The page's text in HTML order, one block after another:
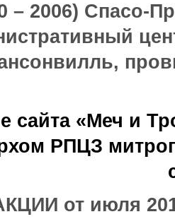
– 2006) Спасо-
сайта «Меч и
РПЦЗ
от июля